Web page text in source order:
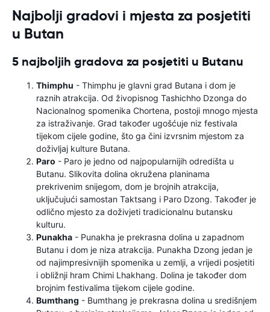
Najbolji gradovi i mjesta za posjetiti
u Butan
5 najboljih gradova za posjetiti u Butanu
Thimphu - Thimphu je glavni grad Butana i dom je
raznih atrakcija. Od živopisnog Tashichho Dzonga do
Nacionalnog spomenika Chortena, postoji mnogo mjesta
za istraživanje. Grad također ugošćuje niz festivala
tijekom cijele godine, što ga čini izvrsnim mjestom za
doživljaj kulture Butana.
Paro - Paro je jedno od najpopularnijih odredišta u
Butanu. Slikovita dolina okružena planinama
prekrivenim snijegom, dom je brojnih atrakcija,
uključujući samostan Taktsang i Paro Dzong. Također je
odlično mjesto za doživjeti tradicionalnu butansku
kulturu.
Punakha - Punakha je prekrasna dolina u zapadnom
Butanu i dom je niza atrakcija. Punakha Dzong jedan je
od najimpresivnijih spomenika u zemlji, a vrijedi posjetiti
i obližnji hram Chimi Lhakhang. Dolina je također dom
brojnim festivalima tijekom cijele godine.
Bumthang - Bumthang je prekrasna dolina u središnjem